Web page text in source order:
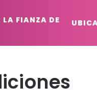
FIANZA DE